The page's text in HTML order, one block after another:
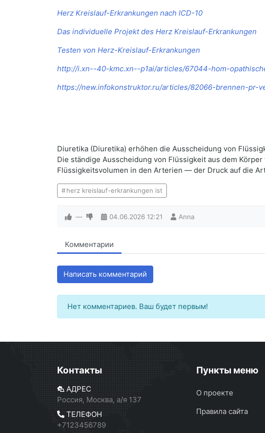
Herz Kreislauf-Erkrankungen nach ICD-10
Das individuelle Projekt des Herz Kreislauf-Erkrankungen
Testen von Herz-Kreislauf-Erkrankungen
http://i.xn--40-kmc.xn--p1ai/articles/67044-hom-
https://new.infokonstruktor.ru/articles/82066-brennen-pr-
Diuretika (Diuretika) erhöhen die Ausscheidung von
Die ständige Ausscheidung von Flüssigkeit aus dem
Flüssigkeitsvolumen in den Arterien — der Druck auf die
herz kreislauf-erkrankungen ist
— 04.06.2026 12:21 Anna
Комментарии
Написать комментарий
Нет комментариев. Ваш будет первым!
Контакты
АДРЕС
Россия, Москва, а/я 137
ТЕЛЕФОН
+7123456789
Пункты меню
О проекте
Правила сайта